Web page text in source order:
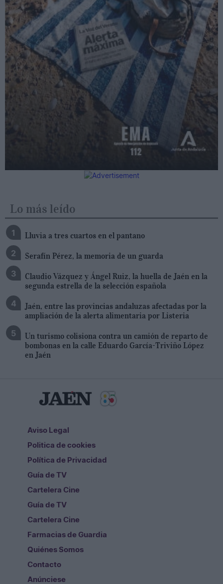
Lo más leído
Lluvia a tres cuartos en el pantano
Serafín Pérez, la memoria de un guarda
Claudio Vázquez y Ángel Ruiz, la huella de Jaén en la
segunda estrella de la selección española
Jaén, entre las provincias andaluzas afectadas por la
ampliación de la alerta alimentaria por Listeria
Un turismo colisiona contra un camión de reparto de
bombonas en la calle Eduardo García-Triviño López
en Jaén
Aviso Legal
Politica de cookies
Política de Privacidad
Guía de TV
Cartelera Cine
Guía de TV
Cartelera Cine
Farmacias de Guardia
Quiénes Somos
Contacto
Anúnciese